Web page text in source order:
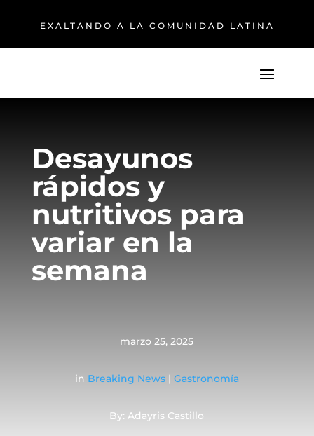
EXALTANDO A LA COMUNIDAD LATINA
Desayunos
rápidos y
nutritivos para
variar en la
semana
marzo 25, 2025
in Breaking News| Gastronomía
By: Adayris Castillo